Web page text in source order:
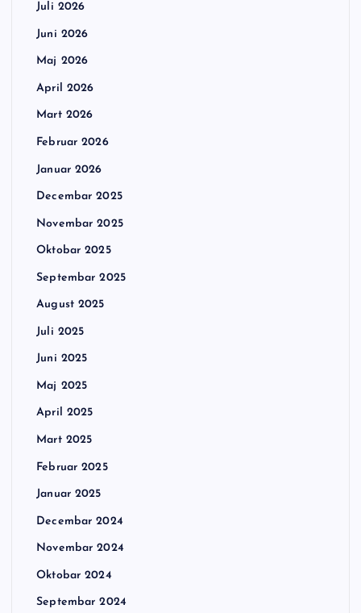
Juli 2026
Juni 2026
Maj 2026
April 2026
Mart 2026
Februar 2026
Januar 2026
Decembar 2025
Novembar 2025
Oktobar 2025
Septembar 2025
August 2025
Juli 2025
Juni 2025
Maj 2025
April 2025
Mart 2025
Februar 2025
Januar 2025
Decembar 2024
Novembar 2024
Oktobar 2024
Septembar 2024